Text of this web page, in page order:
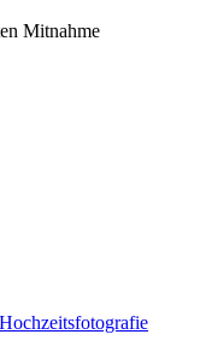
Mitnahme